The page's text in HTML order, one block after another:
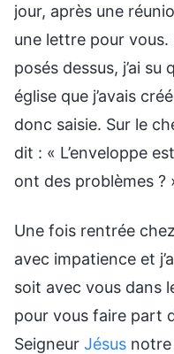
jour, après une
une lettre pour vous.
posés dessus, j’ai su
église que j’avais
donc saisie. Sur le
dit : « L’enveloppe
ont des problèmes ?
Une fois rentrée
avec impatience et
soit avec vous dans
pour vous faire part
Seigneur Jésus notre